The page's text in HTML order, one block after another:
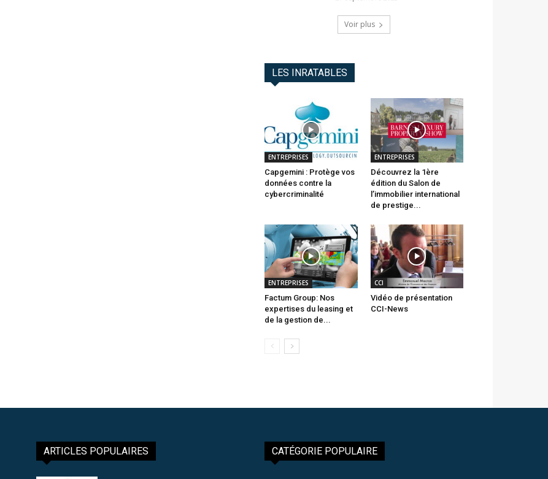
Voir plus
LES INRATABLES
ENTREPRISES
Capgemini : Protège vos
données contre la
cybercriminalité
ENTREPRISES
Découvrez la 1ère
édition du Salon de
l’immobilier international
de prestige...
ENTREPRISES
Factum Group: Nos
expertises du leasing et
de la gestion de...
CCI
Vidéo de présentation
CCI-News
ARTICLES POPULAIRES CATÉGORIE POPULAIRE